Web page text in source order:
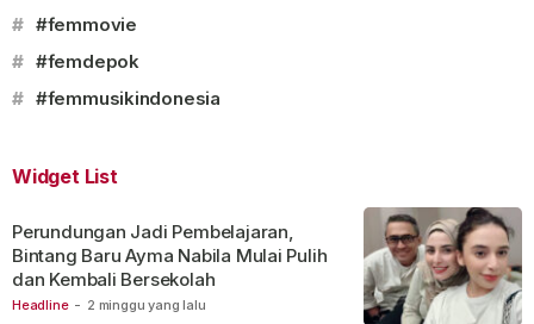
# #femmovie
# #femdepok
# #femmusikindonesia
Widget List
Headline - 2 minggu yang lalu
Perundungan Jadi Pembelajaran,
Bintang Baru Ayma Nabila Mulai Pulih
dan Kembali Bersekolah